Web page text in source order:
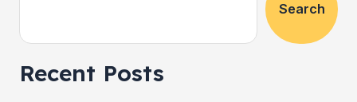
Search
Recent Posts